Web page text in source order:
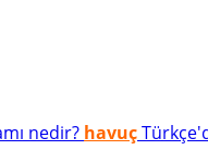
nedir? havuç